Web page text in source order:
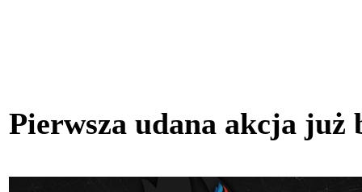
Pierwsza udana akcja już